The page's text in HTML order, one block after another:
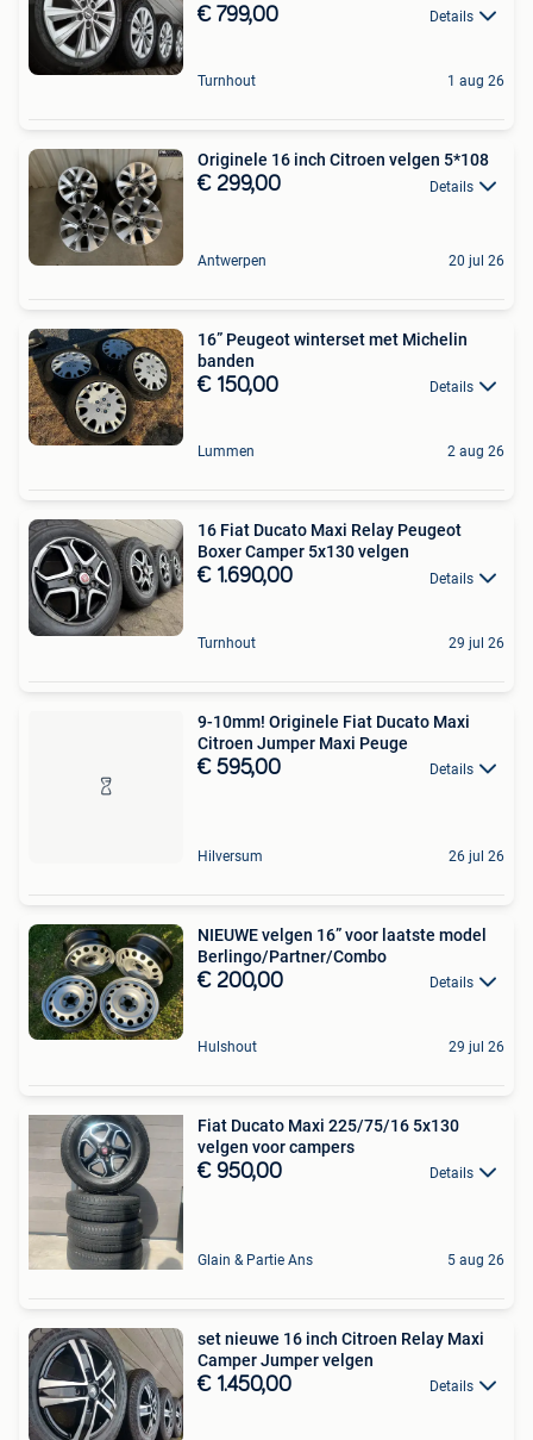
€ 799,00 Details
Turnhout 1 aug 26
Originele 16 inch Citroen velgen 5*108
€ 299,00 Details
Antwerpen 20 jul 26
16” Peugeot winterset met Michelin
banden
€ 150,00 Details
Lummen 2 aug 26
16 Fiat Ducato Maxi Relay Peugeot
Boxer Camper 5x130 velgen
€ 1.690,00 Details
Turnhout 29 jul 26
9-10mm! Originele Fiat Ducato Maxi
Citroen Jumper Maxi Peuge
€ 595,00 Details
Hilversum 26 jul 26
NIEUWE velgen 16” voor laatste model
Berlingo/Partner/Combo
€ 200,00 Details
Hulshout 29 jul 26
Fiat Ducato Maxi 225/75/16 5x130
velgen voor campers
€ 950,00 Details
Glain & Partie Ans 5 aug 26
set nieuwe 16 inch Citroen Relay Maxi
Camper Jumper velgen
€ 1.450,00 Details